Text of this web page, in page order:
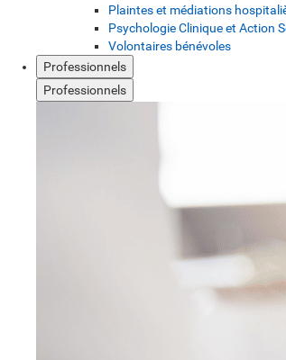
Plaintes et médiations
Psychologie Clinique et Action
Volontaires bénévoles
Professionnels
Professionnels